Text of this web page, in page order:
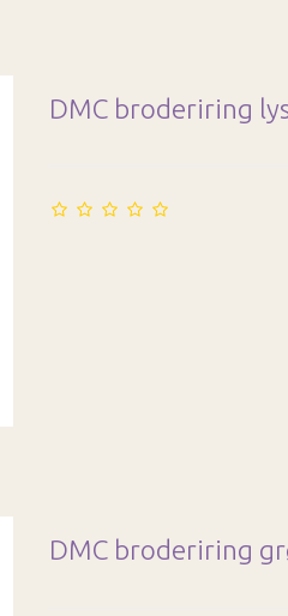
DMC broderiring
DMC broderiring